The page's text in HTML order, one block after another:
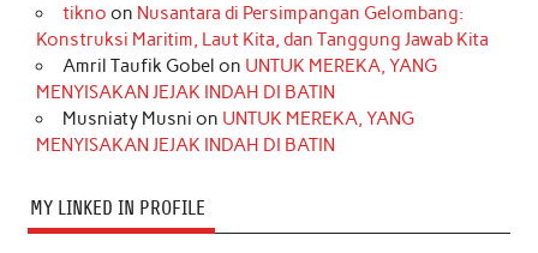
tikno on Nusantara di Persimpangan Gelombang:
Konstruksi Maritim, Laut Kita, dan Tanggung Jawab Kita
Amril Taufik Gobel on UNTUK MEREKA, YANG
MENYISAKAN JEJAK INDAH DI BATIN
Musniaty Musni on UNTUK MEREKA, YANG
MENYISAKAN JEJAK INDAH DI BATIN
MY LINKED IN PROFILE